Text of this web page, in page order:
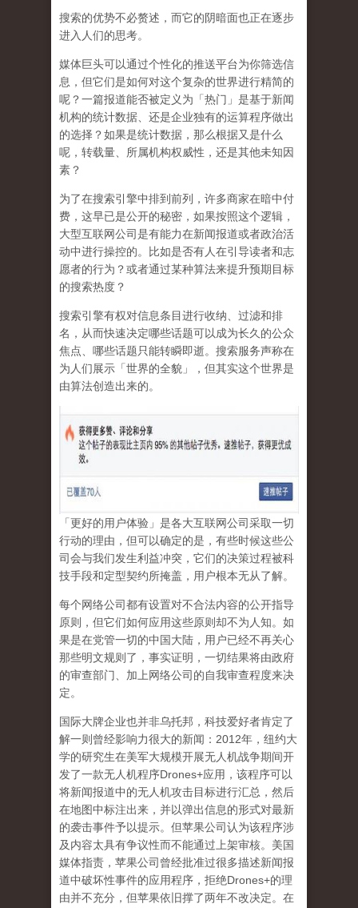
搜索的优势不必赘述，而它的阴暗面也正在逐步
进入人们的思考。
媒体巨头可以通过个性化的推送平台为你筛选信
息，但它们是如何对这个复杂的世界进行精简的
呢？一篇报道能否被定义为「热门」是基于新闻
机构的统计数据、还是企业独有的运算程序做出
的选择？如果是统计数据，那么根据又是什么
呢，转载量、所属机构权威性，还是其他未知因
素？
为了在搜索引擎中排到前列，许多商家在暗中付
费，这早已是公开的秘密，如果按照这个逻辑，
大型互联网公司是有能力在新闻报道或者政治活
动中进行操控的。比如是否有人在引导读者和志
愿者的行为？或者通过某种算法来提升预期目标
的搜索热度？
搜索引擎有权对信息条目进行收纳、过滤和排
名，从而快速决定哪些话题可以成为长久的公众
焦点、哪些话题只能转瞬即逝。搜索服务声称在
为人们展示「世界的全貌」，但其实这个世界是
由算法创造出来的。
「更好的用户体验」是各大互联网公司采取一切
行动的理由，但可以确定的是，有些时候这些公
司会与我们发生利益冲突，它们的决策过程被科
技手段和定型契约所掩盖，用户根本无从了解。
每个网络公司都有设置对不合法内容的公开指导
原则，但它们如何应用这些原则却不为人知。如
果是在党管一切的中国大陆，用户已经不再关心
那些明文规则了，事实证明， 一切结果将由政府
的审查部门、加上网络公司的自我审查程度来决
定。
国际大牌企业也并非乌托邦，科技爱好者肯定了
解一则曾经影响力很大的新闻： 2012年，纽约大
学的研究生在美军大规模开展无人机战争期间开
发了一款无人机程序Drones+应用，该程序可以
将新闻报道中的无人机攻击目标进行汇总，然后
在地图中标注出来，并以弹出信息的形式对最新
的袭击事件予以提示。但苹果公司认为该程序涉
及内容太具有争议性而不能通过上架审核。美国
媒体指责，苹果公司曾经批准过很多描述新闻报
道中破坏性事件的应用程序，拒绝Drones+的理
由并不充分，但苹果依旧撑了两年不改决定。在